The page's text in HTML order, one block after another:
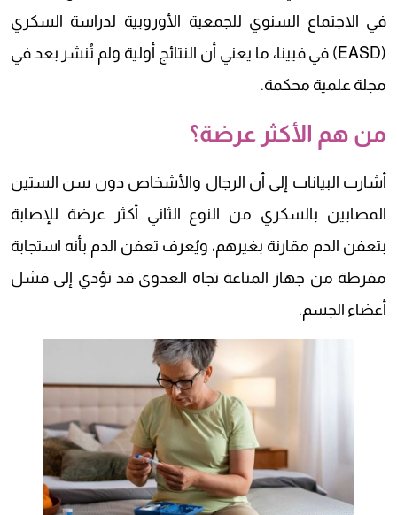
في الاجتماع السنوي للجمعية الأوروبية لدراسة السكري
(EASD) في فيينا، ما يعني أن النتائج أولية ولم تُنشر بعد في
مجلة علمية محكمة.
من هم الأكثر عرضة؟
أشارت البيانات إلى أن الرجال والأشخاص دون سن الستين
المصابين بالسكري من النوع الثاني أكثر عرضة للإصابة
بتعفن الدم مقارنة بغيرهم، ويُعرف تعفن الدم بأنه استجابة
مفرطة من جهاز المناعة تجاه العدوى قد تؤدي إلى فشل
أعضاء الجسم.